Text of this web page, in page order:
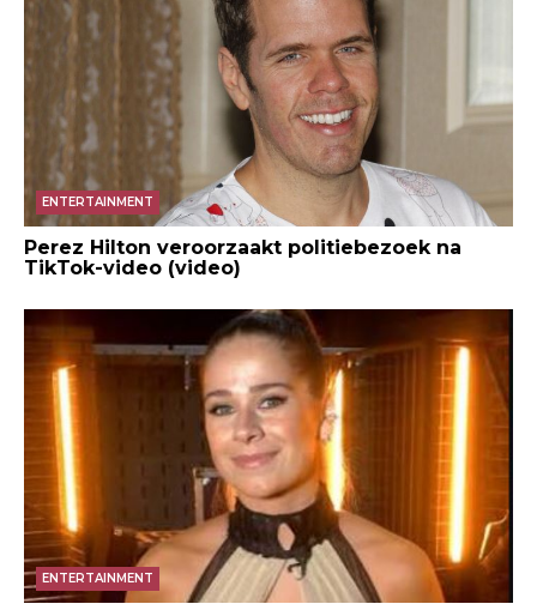
ENTERTAINMENT
Perez Hilton veroorzaakt politiebezoek na
TikTok-video (video)
ENTERTAINMENT